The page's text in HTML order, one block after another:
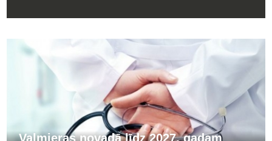
Valmieras novadā līdz 2027. gadam